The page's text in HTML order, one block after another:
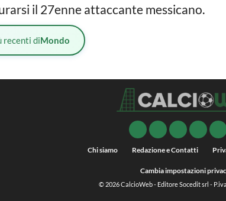
il 27enne attaccante messicano.
recenti diMondo
Chi siamo Redazione e Contatti
Cambia impostazioni
© 2026CalcioWeb- Editore Socedit srl -